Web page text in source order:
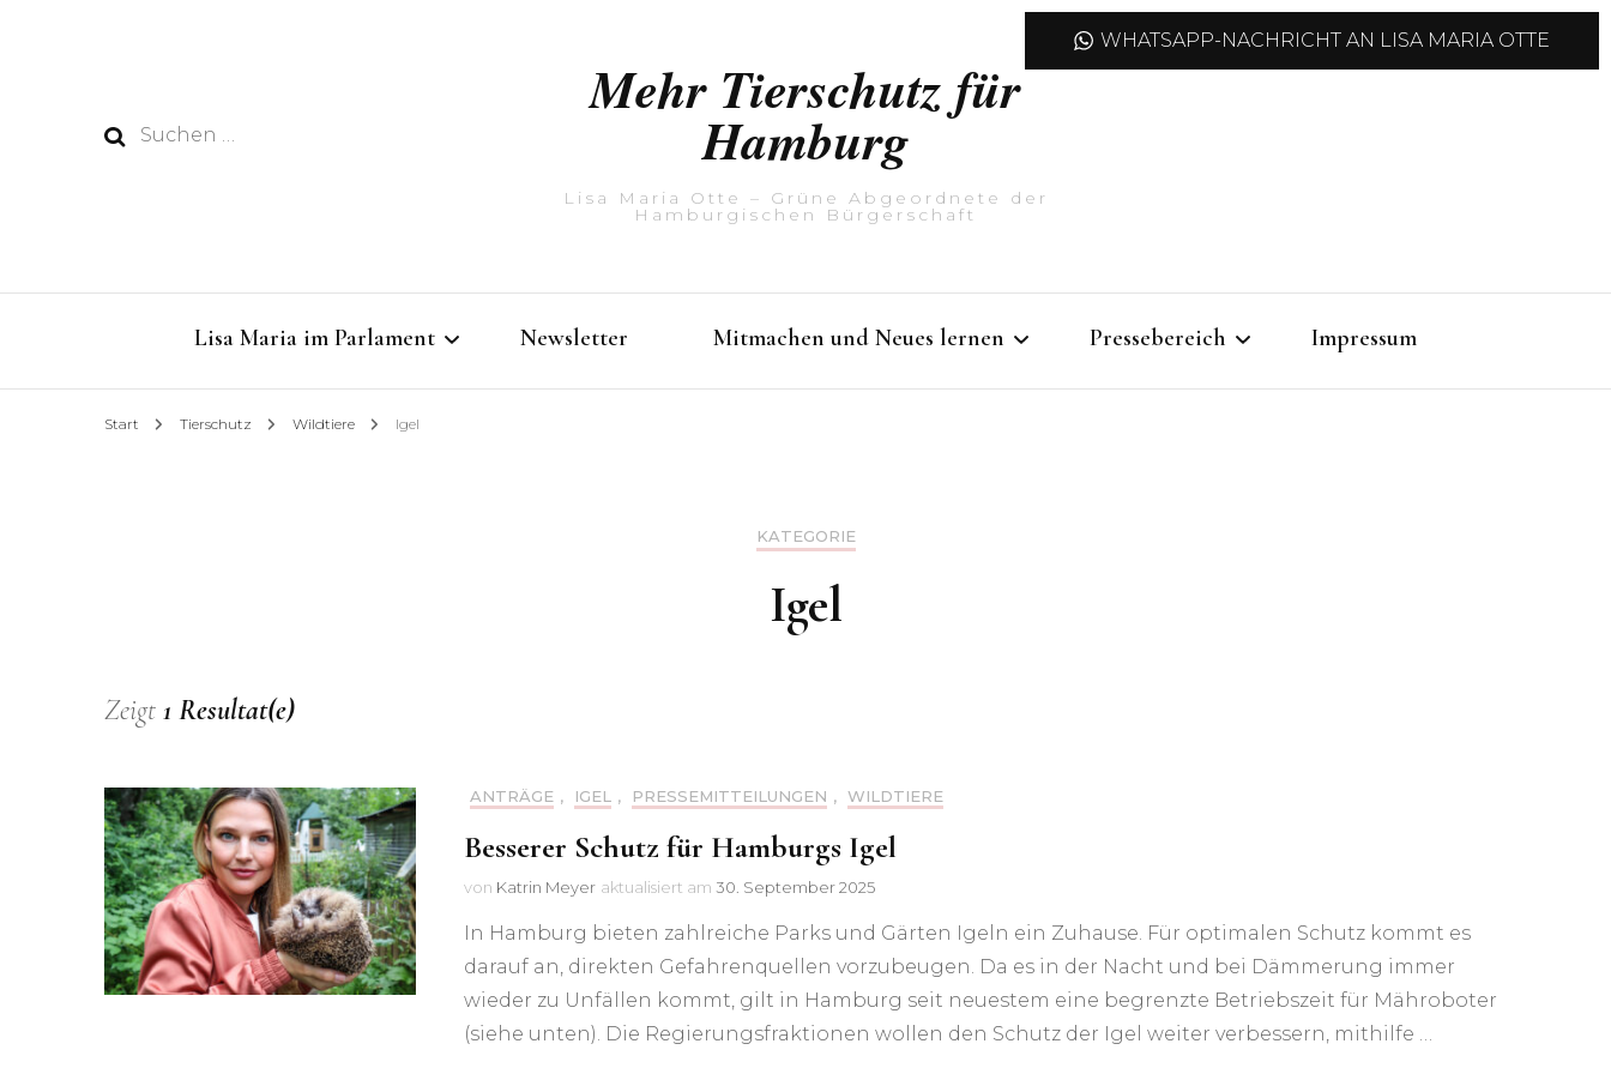
Suchen
Mehr Tierschutz für
Hamburg
Lisa Maria Otte – Grüne Abgeordnete der
Hamburgischen Bürgerschaft
Lisa Maria im Parlament
Mehr Geld für Hamburgs
„Das Tierheim hat einen
Neubau verdient“
Konsequent gegen illegalen
Welpenhandel
Newsletter Mitmachen und Neues lernen
Tierschutz-Netzwerken
Neujahrsempfang
Pressebereich Impressum
Start Tierschutz Wildtiere Igel
KATEGORIE
Igel
Zeigt 1 Resultat(e)
ANTRÄGE , IGEL , PRESSEMITTEILUNGEN , WILDTIERE
Besserer Schutz für Hamburgs Igel
von Katrin Meyer aktualisiert am 30. September 2025
In Hamburg bieten zahlreiche Parks und Gärten Igeln ein Zuhause. Für optimalen Schutz kommt es
darauf an, direkten Gefahrenquellen vorzubeugen. Da es in der Nacht und bei Dämmerung immer
wieder zu Unfällen kommt, gilt in Hamburg seit neuestem eine begrenzte Betriebszeit für Mähroboter
(siehe unten). Die Regierungsfraktionen wollen den Schutz der Igel weiter verbessern, mithilfe …
WHATSAPP-NACHRICHT AN LISA MARIA OTTE